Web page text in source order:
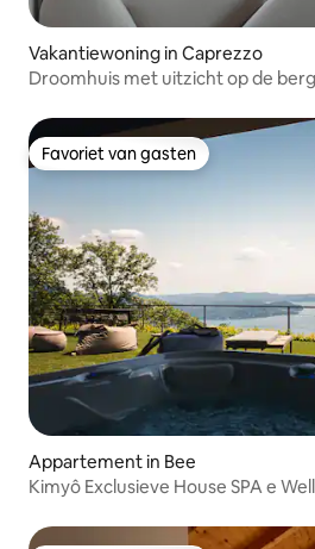
Vakantiewoning in Caprezzo
Droomhuis met uitzicht op de
Favoriet van gasten
Favoriet van gasten
Appartement in Bee
Kimyô Exclusieve House SPA e